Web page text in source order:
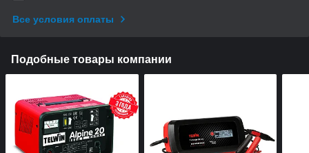
Все условия оплаты
Подобные товары компании